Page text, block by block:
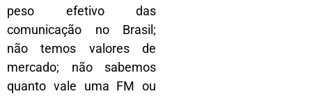
peso efetivo das
comunicação no Brasil;
não temos valores de
mercado; não sabemos
quanto vale uma FM ou